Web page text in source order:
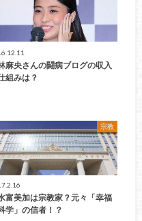
麻央さんの闘病ブログの収入
組みは？
宗教
富美加は宗教家？元々「幸福
学」の信者！？